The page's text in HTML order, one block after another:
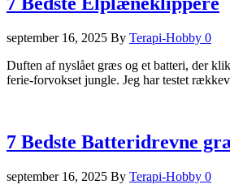
september 16, 2025 By Terapi-Hobby 0
Duften af nyslået græs og et batteri, der
ferie-forvokset jungle. Jeg har testet
7 Bedste Batteridrevne
september 16, 2025 By Terapi-Hobby 0